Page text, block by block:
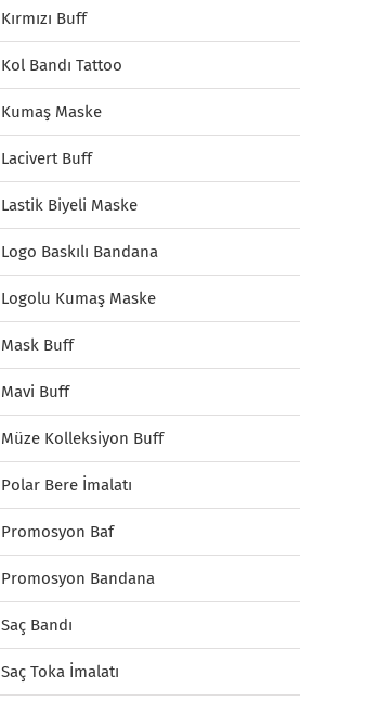
Kırmızı Buff
Kol Bandı Tattoo
Kumaş Maske
Lacivert Buff
Lastik Biyeli Maske
Logo Baskılı Bandana
Logolu Kumaş Maske
Mask Buff
Mavi Buff
Müze Kolleksiyon Buff
Polar Bere İmalatı
Promosyon Baf
Promosyon Bandana
Saç Bandı
Saç Toka İmalatı